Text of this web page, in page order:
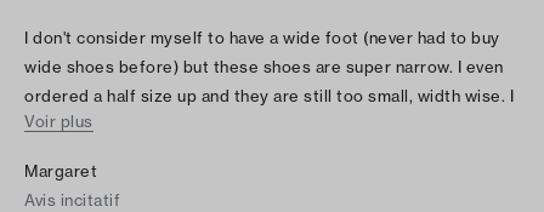
I don't consider myself to have a wide foot (never had to buy
wide shoes before) but these shoes are super narrow. I even
ordered a half size up and they are still too small, width wise. I
am sad I had to return them.
Voir plus
Margaret
Avis incitatif